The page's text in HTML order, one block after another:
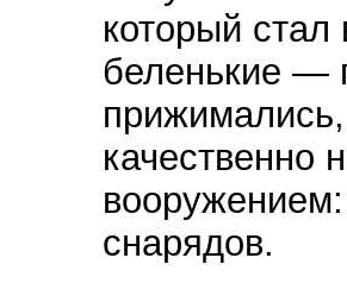
который
беленькие —
качественно
снарядов.